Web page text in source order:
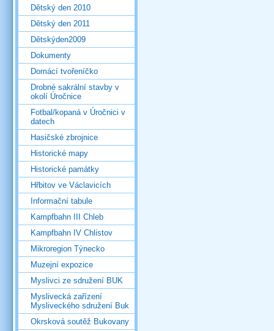
Dětský den 2010
Dětský den 2011
Dětskýden2009
Dokumenty
Domácí tvořeníčko
Drobné sakrální stavby v
okolí Úročnice
Fotbal/kopaná v Úročnici v
datech
Hasičské zbrojnice
Historické mapy
Historické památky
Hřbitov ve Václavicích
Informační tabule
Kampfbahn III Chleb
Kampfbahn IV Chlistov
Mikroregion Týnecko
Muzejní expozice
Myslivci ze sdružení BUK
Myslivecká zařízení
Mysliveckého sdružení Buk
Okrsková soutěž Bukovany